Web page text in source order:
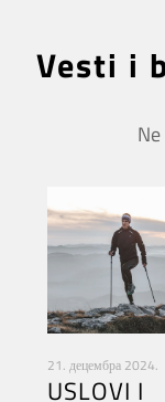
Vesti i
21. децембра 2024.
USLOVI I